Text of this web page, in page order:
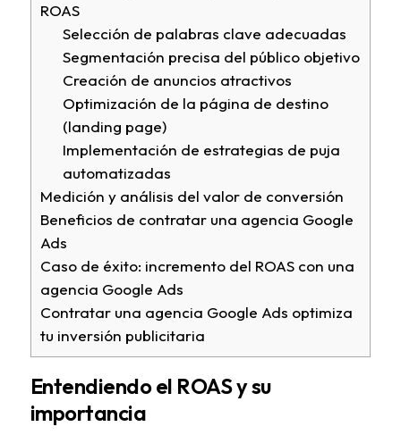
ROAS
Selección de palabras clave adecuadas
Segmentación precisa del público objetivo
Creación de anuncios atractivos
Optimización de la página de destino
(landing page)
Implementación de estrategias de puja
automatizadas
Medición y análisis del valor de conversión
Beneficios de contratar una agencia Google
Ads
Caso de éxito: incremento del ROAS con una
agencia Google Ads
Contratar una agencia Google Ads optimiza
tu inversión publicitaria
Entendiendo el ROAS y su
importancia